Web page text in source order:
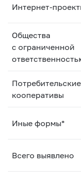
Интернет-
Общества
с ограниченной
Потребительские
кооперативы
Иные формы*
Всего выявлено